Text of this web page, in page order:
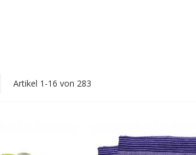
Artikel 1 -16 von 283